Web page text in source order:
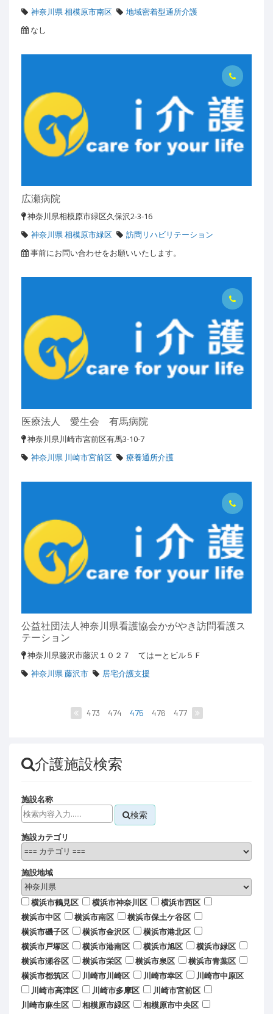
神奈川県 相模原市南区
地域密着型通所介護
なし
広瀬病院
神奈川県相模原市緑区久保沢2-3-16
神奈川県 相模原市緑区
訪問リハビリテーション
事前にお問い合わせをお願いいたします。
医療法人 愛生会 有馬病院
神奈川県川崎市宮前区有馬3-10-7
神奈川県 川崎市宮前区
療養通所介護
公益社団法人神奈川県看護協会かがやき訪問看護ス
テーション
神奈川県藤沢市藤沢１０２７ てはーとビル５Ｆ
神奈川県 藤沢市
居宅介護支援
473 474 475 476 477
介護施設検索
施設名称
検索
施設カテゴリ
施設地域
横浜市鶴見区 横浜市神奈川区
横浜市西区
横浜市中区
横浜市南区
横浜市保土ケ谷区
横浜市磯子区
横浜市金沢区
横浜市港北区
横浜市戸塚区
横浜市港南区 横浜市旭区
横浜市緑区
横浜市瀬谷区
横浜市栄区 横浜市泉区
横浜市青葉区
横浜市都筑区
川崎市川崎区 川崎市幸区
川崎市中原区
川崎市高津区
川崎市多摩区
川崎市宮前区
川崎市麻生区
相模原市緑区 相模原市中央区